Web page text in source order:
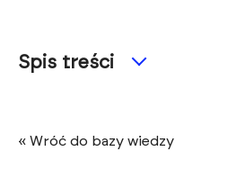
Spis treści
« Wróć do bazy wiedzy